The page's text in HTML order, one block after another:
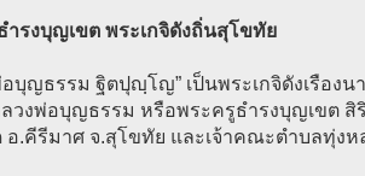
ำรงบุญเขต พระเกจิดังถิ่นสุโขทัย
อบุญธรรม ฐิตปุญฺโญ” เป็นพระเกจิดังเรือง
วงพ่อบุญธรรม หรือพระครูธำรงบุญเขต สิ
อ.คีรีมาศ จ.สุโขทัย และเจ้าคณะตำบลทุ่งห